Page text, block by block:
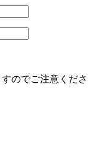
のでご注意くださ